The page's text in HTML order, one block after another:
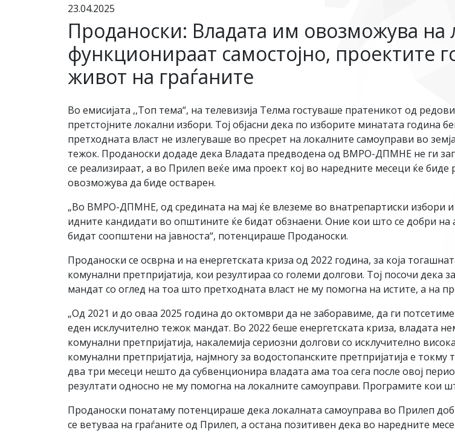
23.04.2025
Проданоски: Владата им овозможува на
функционираат самостојно, проектите
живот на граѓаните
Во емисијата ,,Топ тема“, на телевизија Телма гостуваше пратеникот од
претстојните локални избори. Тој објасни дека по изборите минатата година
претходната власт не излегуваше во пресрет на локалните самоуправи во
тежок. Проданоски додаде дека Владата предводена од ВМРО-ДПМНЕ не ги
се реализираат, а во Прилеп веќе има проект кој во наредните месеци ќе биде
овозможува да биде остварен.
„Во ВМРО-ДПМНЕ, од средината на мај ќе влеземе во внатрепартиски избори и
идните кандидати во општините ќе бидат обзнаени. Оние кои што се добри
бидат соопштени на јавноста“, потенцираше Проданоски.
Проданоски се осврна и на енергетската криза од 2022 година, за која
комунални претпријатија, кои резултираа со големи долгови. Тој посочи
мандат со оглед на тоа што претходната власт не му помогна на истите, а на
„Од 2021 и до оваа 2025 година до октомври да не заборавиме, да ги
еден исклучително тежок мандат. Во 2022 беше енергетската криза, владата
комунални претпријатија, накалемија сериозни долгови со исклучително
комунални претпријатија, најмногу за водостопанските претпријатија е
два три месеци нешто да субвенционира владата ама тоа сега после овој
резултати односно не му помогна на локалните самоуправи. Програмите кои
Проданоски понатаму потенцираше дека локалната самоуправа во Прилеп
се ветуваа на граѓаните од Прилеп, а остана позитивен дека во наредните